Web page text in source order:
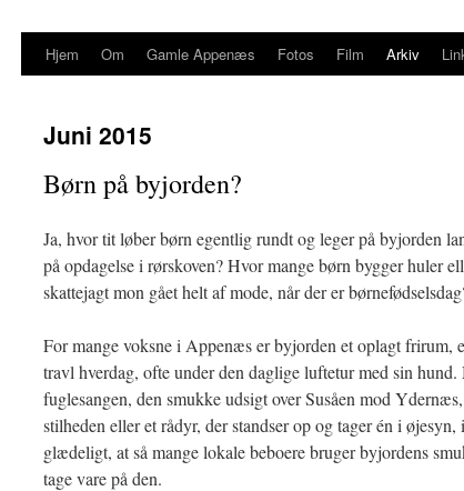
Hjem Om Gamle Appenæs Fotos Film Arkiv
Juni 2015
Børn på byjorden?
Ja, hvor tit løber børn egentlig rundt og leger på byjorden
på opdagelse i rørskoven? Hvor mange børn bygger huler
skattejagt mon gået helt af mode, når der er
For mange voksne i Appenæs er byjorden et oplagt frirum,
travl hverdag, ofte under den daglige luftetur med sin
fuglesangen, den smukke udsigt over Susåen mod
stilheden eller et rådyr, der standser op og tager én i
glædeligt, at så mange lokale beboere bruger byjordens
tage vare på den.